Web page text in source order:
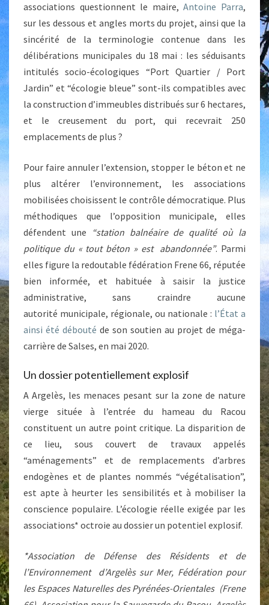
associations questionnent le maire,Antoine Parra,
sur les dessous et angles morts du projet, ainsi que la
sincérité de la terminologie contenue dans les
délibérations municipales du 18 mai : les séduisants
intitulés socio-écologiques “Port Quartier / Port
Jardin” et “écologie bleue” sont-ils compatibles avec
la construction d’immeubles distribués sur 6 hectares,
et le creusement du port, qui recevrait 250
emplacements de plus ?
Pour faire annuler l’extension, stopper le béton et ne
plus altérer l’environnement, les associations
mobilisées choisissent le contrôle démocratique. Plus
méthodiques que l’opposition municipale, elles
défendent une
“station balnéaire de qualité où la
politique du « tout béton » est abandonnée”. Parmi
elles figure la redoutable fédération Frene 66, réputée
bien informée, et habituée à saisir la justice
administrative, sans craindre aucune
autorité municipale, régionale, ou nationale : l’État a
ainsi été débouté de son soutien au projet de méga-
carrière de Salses, en mai 2020.
Un dossier potentiellement explosif
A Argelès, les menaces pesant sur la zone de nature
vierge située à l’entrée du hameau du Racou
constituent un autre point critique. La disparition de
ce lieu, sous couvert de travaux appelés
“aménagements” et de remplacements d’arbres
endogènes et de plantes nommés “végétalisation”,
est apte à heurter les sensibilités et à mobiliser la
conscience populaire. L’écologie réelle exigée par les
associations* octroie au dossier un potentiel explosif.
*Association de Défense des Résidents et de
l’Environnement d’Argelès sur Mer, Fédération pour
les Espaces Naturelles des Pyrénées-Orientales (Frene